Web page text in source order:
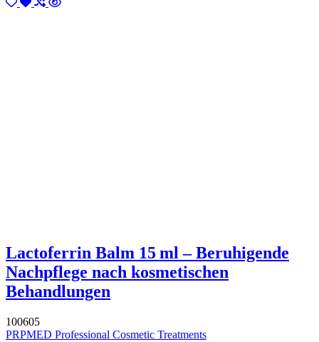
Lactoferrin Balm 15 ml – Beruhigende
Nachpflege nach kosmetischen
Behandlungen
100605
PRPMED Professional Cosmetic Treatments